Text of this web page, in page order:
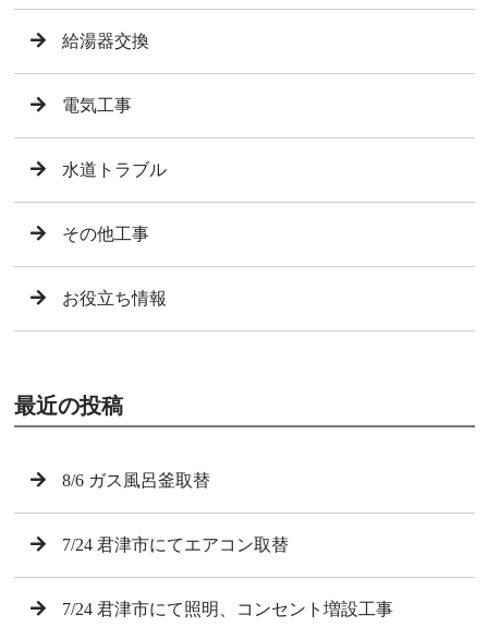
給湯器交換
電気工事
水道トラブル
その他工事
お役立ち情報
最近の投稿
8/6 ガス風呂釜取替
7/24 君津市にてエアコン取替
7/24 君津市にて照明、コンセント増設工事